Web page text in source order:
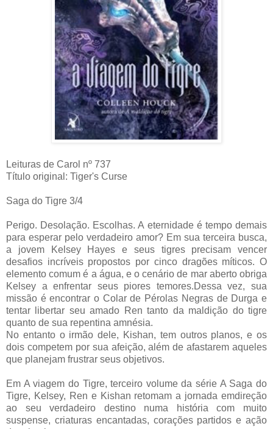
Leituras de Carol nº 737
Título original: Tiger's Curse
Saga do Tigre 3/4
Perigo. Desolação. Escolhas. A eternidade é tempo demais
para esperar pelo verdadeiro amor? Em sua terceira busca,
a jovem Kelsey Hayes e seus tigres precisam vencer
desafios incríveis propostos por cinco dragões míticos. O
elemento comum é a água, e o cenário de mar aberto obriga
Kelsey a enfrentar seus piores temores.Dessa vez, sua
missão é encontrar o Colar de Pérolas Negras de Durga e
tentar libertar seu amado Ren tanto da maldição do tigre
quanto de sua repentina amnésia.
No entanto o irmão dele, Kishan, tem outros planos, e os
dois competem por sua afeição, além de afastarem aqueles
que planejam frustrar seus objetivos.
Em A viagem do Tigre, terceiro volume da série A Saga do
Tigre, Kelsey, Ren e Kishan retomam a jornada emdireção
ao seu verdadeiro destino numa história com muito
suspense, criaturas encantadas, corações partidos e ação